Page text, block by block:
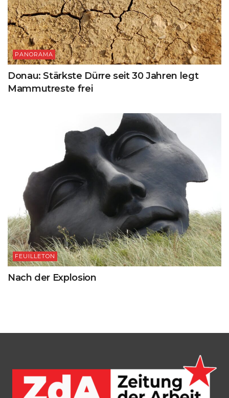
PANORAMA
Donau: Stärkste Dürre seit 30 Jahren legt
Mammutreste frei
FEUILLETON
Nach der Explosion